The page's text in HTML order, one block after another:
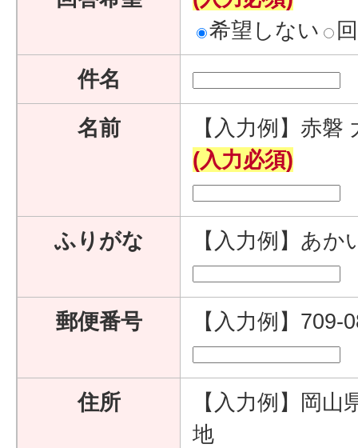
希望しない
件名
名前
【入力例】赤磐
(入力必須)
ふりがな 【入力例】あ
郵便番号 【入力例】
住所
【入力例】岡
地